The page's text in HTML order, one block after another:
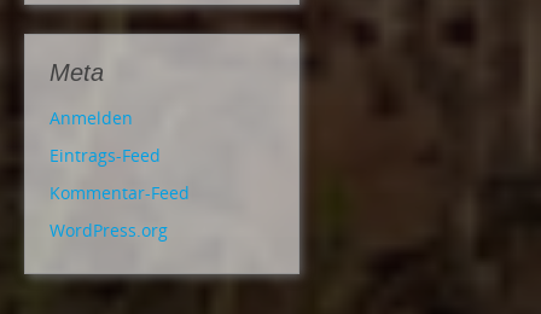
Meta
Anmelden
Eintrags-Feed
Kommentar-Feed
WordPress.org